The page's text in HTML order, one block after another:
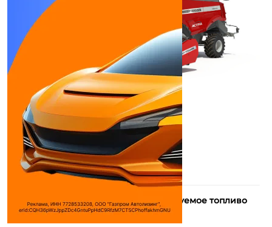
Макс. мощность
243 л.с.
Используемое топливо
Дизель